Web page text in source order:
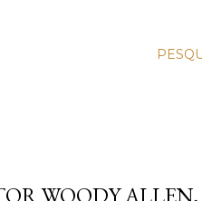
WOODY ALLEN,